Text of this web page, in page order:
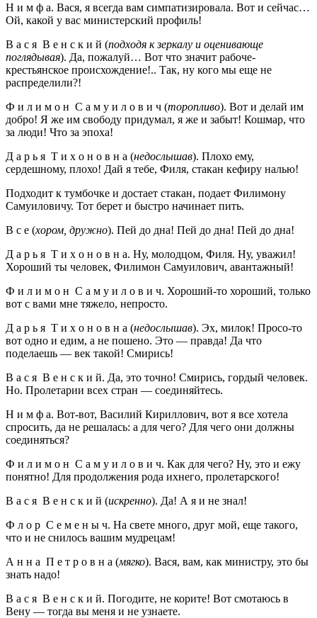
Н и м ф а. Вася, я всегда вам симпатизировала. Вот и сейчас…
Ой, какой у вас министерский профиль!
В а с я В е н с к и й (подходя к зеркалу и оценивающе
поглядывая). Да, пожалуй… Вот что значит рабоче-
крестьянское происхождение!.. Так, ну кого мы еще не
распределили?!
Ф и л и м о н С а м у и л о в и ч (торопливо). Вот и делай им
добро! Я же им свободу придумал, я же и забыт! Кошмар, что
за люди! Что за эпоха!
Д а р ь я Т и х о н о в н а (недослышав). Плохо ему,
сердешному, плохо! Дай я тебе, Филя, стакан кефиру налью!
Подходит к тумбочке и достает стакан, подает Филимону
Самуиловичу. Тот берет и быстро начинает пить.
В с е (хором, дружно). Пей до дна! Пей до дна! Пей до дна!
Д а р ь я Т и х о н о в н а. Ну, молодцом, Филя. Ну, уважил!
Хороший ты человек, Филимон Самуилович, авантажный!
Ф и л и м о н С а м у и л о в и ч. Хороший-то хороший, только
вот с вами мне тяжело, непросто.
Д а р ь я Т и х о н о в н а (недослышав). Эх, милок! Просо-то
вот одно и едим, а не пошено. Это — правда! Да что
поделаешь — век такой! Смирись!
В а с я В е н с к и й. Да, это точно! Смирись, гордый человек.
Но. Пролетарии всех стран — соединяйтесь.
Н и м ф а. Вот-вот, Василий Кириллович, вот я все хотела
спросить, да не решалась: а для чего? Для чего они должны
соединяться?
Ф и л и м о н С а м у и л о в и ч. Как для чего? Ну, это и ежу
понятно! Для продолжения рода ихнего, пролетарского!
В а с я В е н с к и й (искренно). Да! А я и не знал!
Ф л о р С е м е н ы ч. На свете много, друг мой, еще такого,
что и не снилось вашим мудрецам!
А н н а П е т р о в н а (мягко). Вася, вам, как министру, это бы
знать надо!
В а с я В е н с к и й. Погодите, не корите! Вот смотаюсь в
Вену — тогда вы меня и не узнаете.